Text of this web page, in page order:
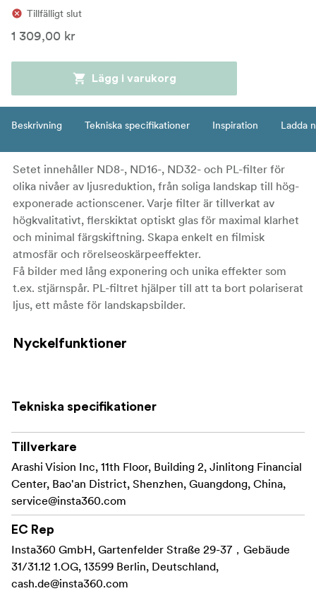
Tillfälligt slut
1 309,00 kr
Lägg i varukorg
Beskrivning Tekniska specifikationer Inspiration Ladda
Setet innehåller ND8-, ND16-, ND32- och PL-filter för
olika nivåer av ljusreduktion, från soliga landskap till hög-
exponerade actionscener. Varje filter är tillverkat av
högkvalitativt, flerskiktat optiskt glas för maximal klarhet
och minimal färgskiftning. Skapa enkelt en filmisk
atmosfär och rörelseoskärpeeffekter.
Få bilder med lång exponering och unika effekter som
t.ex. stjärnspår. PL-filtret hjälper till att ta bort polariserat
ljus, ett måste för landskapsbilder.
Nyckelfunktioner
Kompatibel med Insta360 Ace Pro 2
Innehåller flera styrkor (t.ex. ND8, ND16,
.
Reducerar ljuset som träffar sensorn från 3 till
.
Polarisationsfiltret minskar reflektioner
samtidigt som det får färger att poppa
Tekniska specifikationer
Tillverkare
Arashi Vision Inc, 11th Floor, Building 2, Jinlitong Financial
Center, Bao'an District, Shenzhen, Guangdong, China,
service@insta360.com
EC Rep
Insta360 GmbH, Gartenfelder Straße 29-37，Gebäude
31/31.12 1.OG, 13599 Berlin, Deutschland,
cash.de@insta360.com